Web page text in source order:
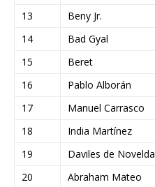
13
Beny Jr.
14
Bad Gyal
15
Beret
16
Pablo Alborán
17
Manuel Carrasco
18
India Martínez
19
Daviles de Novelda
20
Abraham Mateo